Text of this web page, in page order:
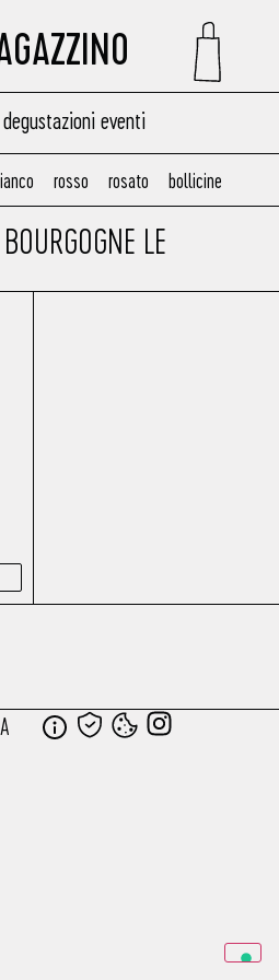
degustazioni eventi
rosso rosato bollicine
LE